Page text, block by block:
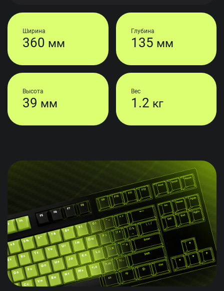
Ширина
360 мм
Глубина
135 мм
Высота
39 мм
Вес
1.2 кг